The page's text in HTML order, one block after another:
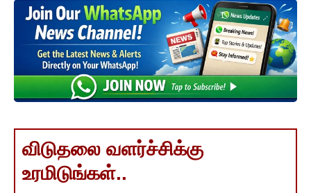
விடுதலை வளர்ச்சிக்கு
உரமிடுங்கள்..